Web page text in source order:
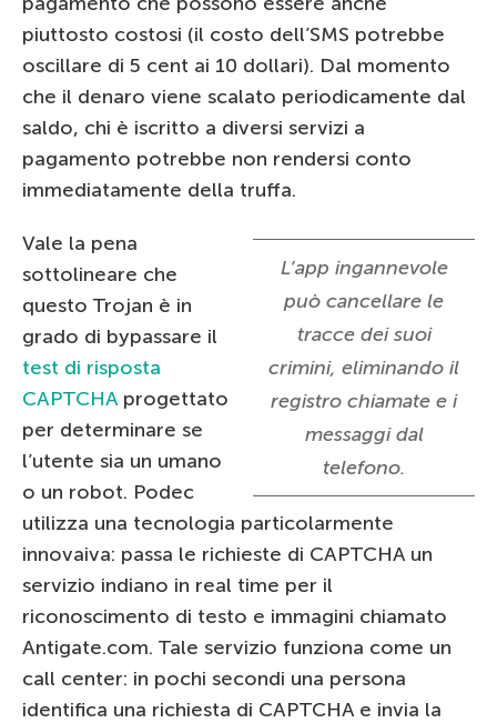
piuttosto costosi (il costo dell’SMS potrebbe
oscillare di 5 cent ai 10 dollari). Dal momento
che il denaro viene scalato periodicamente dal
saldo, chi è iscritto a diversi servizi a
pagamento potrebbe non rendersi conto
immediatamente della truffa.
L’app ingannevole
può cancellare le
tracce dei suoi
crimini, eliminando il
registro chiamate e i
messaggi dal
telefono.
Vale la pena
sottolineare che
questo Trojan è in
grado di bypassare il
test di risposta
CAPTCHA progettato
per determinare se
l’utente sia un umano
o un robot. Podec
utilizza una tecnologia particolarmente
innovaiva: passa le richieste di CAPTCHA un
servizio indiano in real time per il
riconoscimento di testo e immagini chiamato
Antigate.com. Tale servizio funziona come un
call center: in pochi secondi una persona
identifica una richiesta di CAPTCHA e invia la